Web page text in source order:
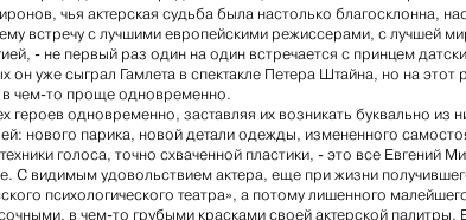
чья актерская судьба была настолько благосклонна,
встречу с лучшими европейскими режиссерами, с лучшей
- не первый раз один на один встречается с принцем
он уже сыграл Гамлета в спектакле Петера Штайна, но на этот
в чем-то проще одновременно.
героев одновременно, заставляя их возникать буквально из
нового парика, новой детали одежды, измененного
голоса, точно схваченной пластики, - это все Евгений
С видимым удовольствием актера, еще при жизни
психологического театра», а потому лишенного
в чем-то грубыми красками своей актерской